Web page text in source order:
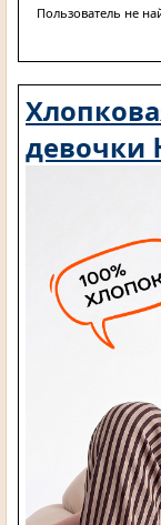
Пользователь не
девочки